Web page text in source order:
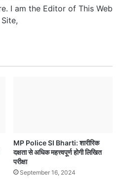
I am the Editor of This Web
Site,
MP Police SI Bharti: शारीरिक
दक्षता से अधिक महत्त्वपूर्ण होगी लिखित
परीक्षा
September 16, 2024